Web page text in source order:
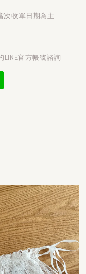
次收單日期為主
官方帳號諮詢